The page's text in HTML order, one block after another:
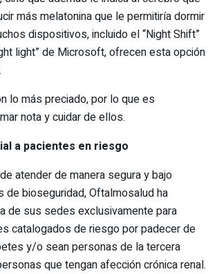
más melatonina que le permitiría dormir
dispositivos, incluido el “Night Shift”
light” de Microsoft, ofrecen esta opción
lo más preciado, por lo que es
nota y cuidar de ellos.
a pacientes en riesgo
atender de manera segura y bajo
de bioseguridad, Oftalmosalud ha
de sus sedes exclusivamente para
catalogados de riesgo por padecer de
y/o sean personas de la tercera
que tengan afección crónica renal.